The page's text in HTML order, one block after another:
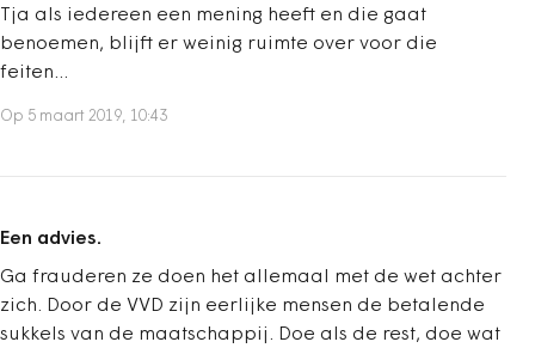
Tja als iedereen een mening heeft en die gaat
benoemen, blijft er weinig ruimte over voor die
feiten...
Op 5 maart 2019, 10:43
Een advies.
Ga frauderen ze doen het allemaal met de wet achter
zich. Door de VVD zijn eerlijke mensen de betalende
sukkels van de maatschappij. Doe als de rest, doe wat